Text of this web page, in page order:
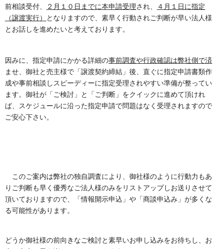
前相談受付、
２月１０日までに本申請受理され、
４月１日に指定
（譲渡実行）
となりますので、素早く行動されご判断が早い法人様
とお話しを進めたいと考えております。
因みに、指定申請にかかる詳細の事前調査や行政確認は弊社側で済
ませ、御社と売主様で「譲渡契約締結」後、直ぐに指定申請書類作
成や事前相談しスピーディーに指定受理されやすい準備が整ってい
ます。御社が「ご検討」と「ご判断」をクイックに進めて頂けれ
ば、スケジュールに沿った指定申請で問題はなく受理されますので
ご安心下さい。
このご案内は弊社の独自調査により、御社様のように行動力もあ
りご判断も早く優秀なご法人様のみをリストアップしお送りさせて
頂いておりますので、「情報開示申込」や「商談申込み」が多くな
る可能性があります。
どうか御社様の前向きなご検討と素早いお申し込みをお待ちし、お